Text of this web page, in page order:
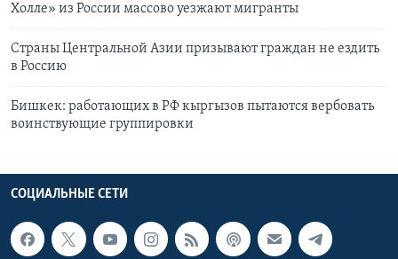
Холле» из России массово уезжают мигранты
Страны Центральной Азии призывают граждан не ездить
в Россию
Бишкек: работающих в РФ кыргызов пытаются вербовать
воинствующие группировки
СОЦИАЛЬНЫЕ СЕТИ